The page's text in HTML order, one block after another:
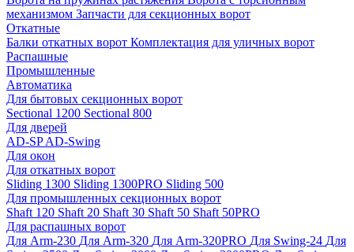
механизмом Запчасти для секционных ворот
Откатные
Балки откатных ворот Комплектация для уличных ворот
Распашные
Промышленные
Автоматика
Для бытовых секционных ворот
Sectional 1200 Sectional 800
Для дверей
AD-SPAD-Swing
Для окон
Для откатных ворот
Sliding 1300 Sliding 1300PRO Sliding 500
Для промышленных секционных ворот
Shaft 120 Shaft 20 Shaft 30 Shaft 50 Shaft 50PRO
Для распашных ворот
Для Arm-230 Для Arm-320 Для Arm-320PRO Для Swing-24 Для